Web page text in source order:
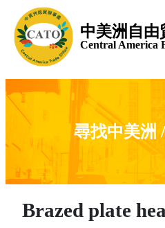
中美洲自由
Central America
尋找中美洲
Brazed plate